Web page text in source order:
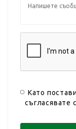
Като
съгласявате